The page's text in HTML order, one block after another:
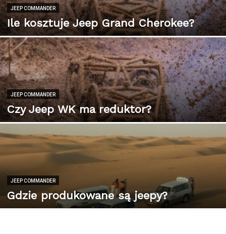
JEEP COMMANDER
Ile kosztuje Jeep Grand Cherokee?
JEEP COMMANDER
Czy Jeep WK ma reduktor?
JEEP COMMANDER
Gdzie produkowane są jeepy?